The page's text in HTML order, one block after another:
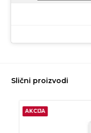
Slični proizvodi
AKCIJA